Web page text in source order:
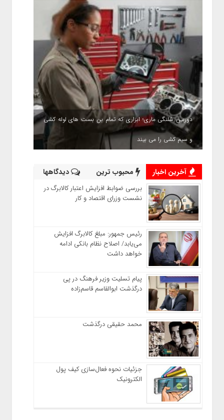
دوربین شلنگی ماری؛ ابزاری که تمام بن بست های لوله کشی
و سیم کشی را می بیند
آخرین اخبار محبوب ترین دیدگاهها
بررسی ضوابط افزایش اعتبار کالابرگ در
نشست وزرای اقتصاد و کار
رئیس‌ جمهور: مبلغ کالابرگ افزایش
می‌یابد/ اصلاح نظام بانکی ادامه
خواهد داشت
پیام تسلیت وزیر فرهنگ در پی
درگذشت ابوالقاسم قاسم‌زاده
محمد حقیقی درگذشت
جزئیات نحوه فعال‌سازی کیف پول
الکترونیک